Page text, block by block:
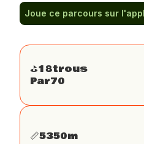
Joue ce parcours sur
⛳️18trous
Par70
📏5350m